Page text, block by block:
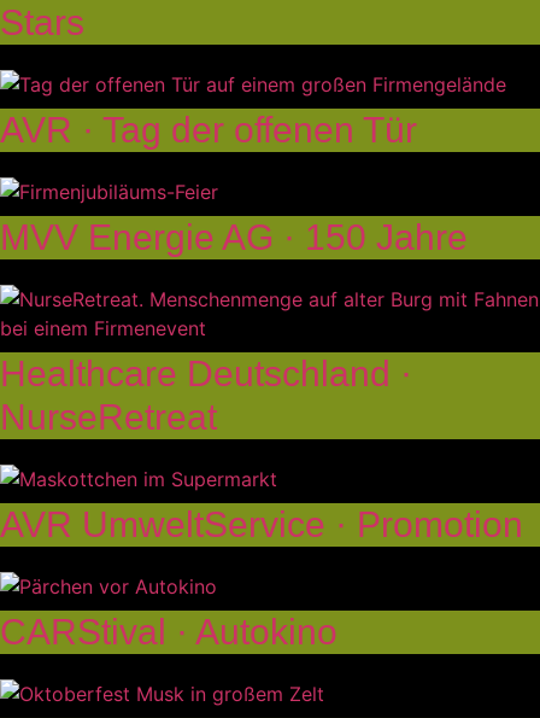
Stars
AVR · Tag der offenen Tür
MVV Energie AG · 150 Jahre
Healthcare Deutschland ·
NurseRetreat
AVR UmweltService · Promotion
CARStival · Autokino